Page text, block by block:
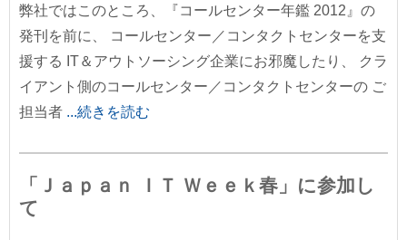
弊社ではこのところ、『コールセンター年鑑 2012』の
発刊を前に、 コールセンター／コンタクトセンターを支
援する IT＆アウトソーシング企業にお邪魔したり、 クラ
イアント側のコールセンター／コンタクトセンターの ご
担当者 ...続きを読む
「Ｊａｐａｎ ＩＴ Ｗｅｅｋ春」に参加し
て